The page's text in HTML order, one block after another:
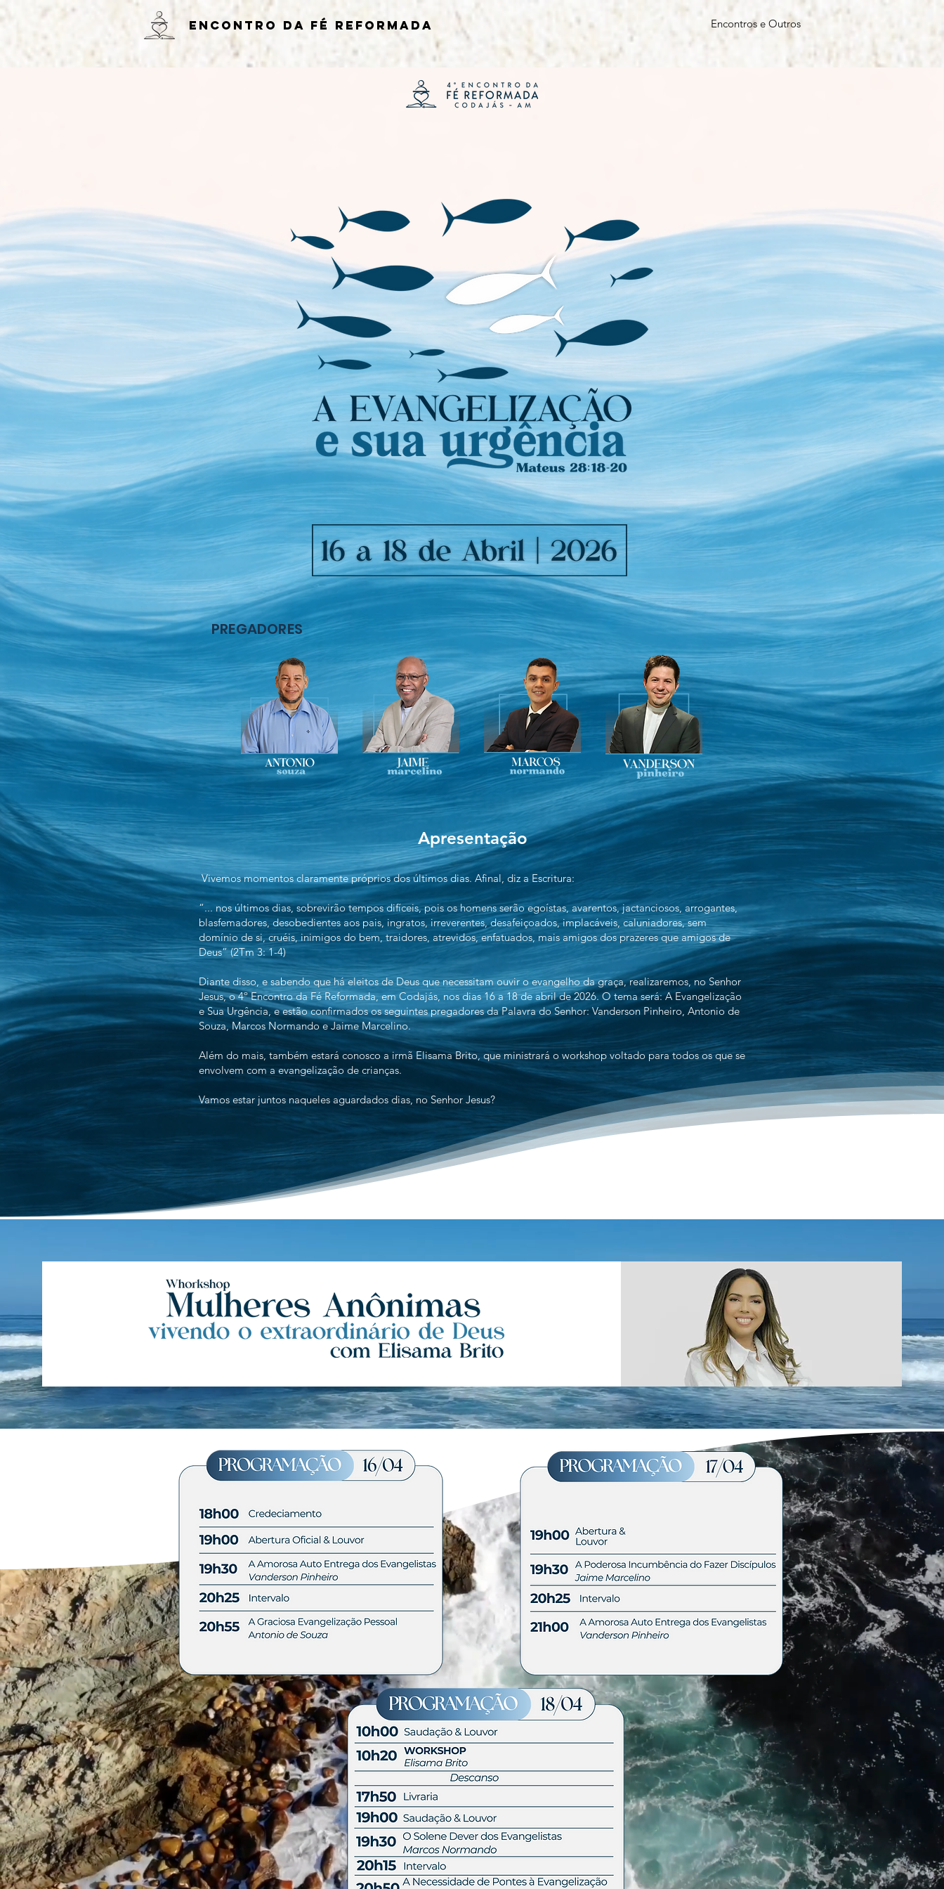
ENCONTRO DA FÉ REFORMADA Encontros e Outros
PREGADORES
Apresentação
Vivemos momentos claramente próprios dos últimos dias. Afinal, diz a Escritura:
“... nos últimos dias, sobrevirão tempos difíceis, pois os homens serão egoístas, avarentos, jactanciosos, arrogantes,
blasfemadores, desobedientes aos pais, ingratos, irreverentes, desafeiçoados, implacáveis, caluniadores, sem
domínio de si, cruéis, inimigos do bem, traidores, atrevidos, enfatuados, mais amigos dos prazeres que amigos de
Deus” (2Tm 3: 1-4)
Diante disso, e sabendo que há eleitos de Deus que necessitam ouvir o evangelho da graça, realizaremos, no Senhor
Jesus, o 4º Encontro da Fé Reformada, em Codajás, nos dias 16 a 18 de abril de 2026. O tema será: A Evangelização
e Sua Urgência, e estão confirmados os seguintes pregadores da Palavra do Senhor: Vanderson Pinheiro, Antonio de
Souza, Marcos Normando e Jaime Marcelino.
Além do mais, também estará conosco a irmã Elisama Brito, que ministrará o workshop voltado para todos os que se
envolvem com a evangelização de crianças.
Vamos estar juntos naqueles aguardados dias, no Senhor Jesus?
About Me